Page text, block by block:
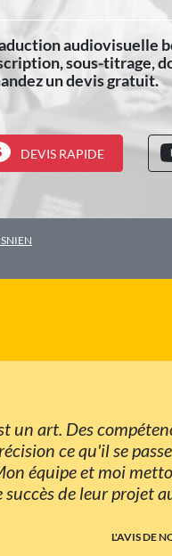
audiovisuelle
sous-titrage,
un devis gratuit.
DEVIS RAPIDE
art. Des
ce qu'il se
équipe et moi
de leur projet
L'AVIS DE